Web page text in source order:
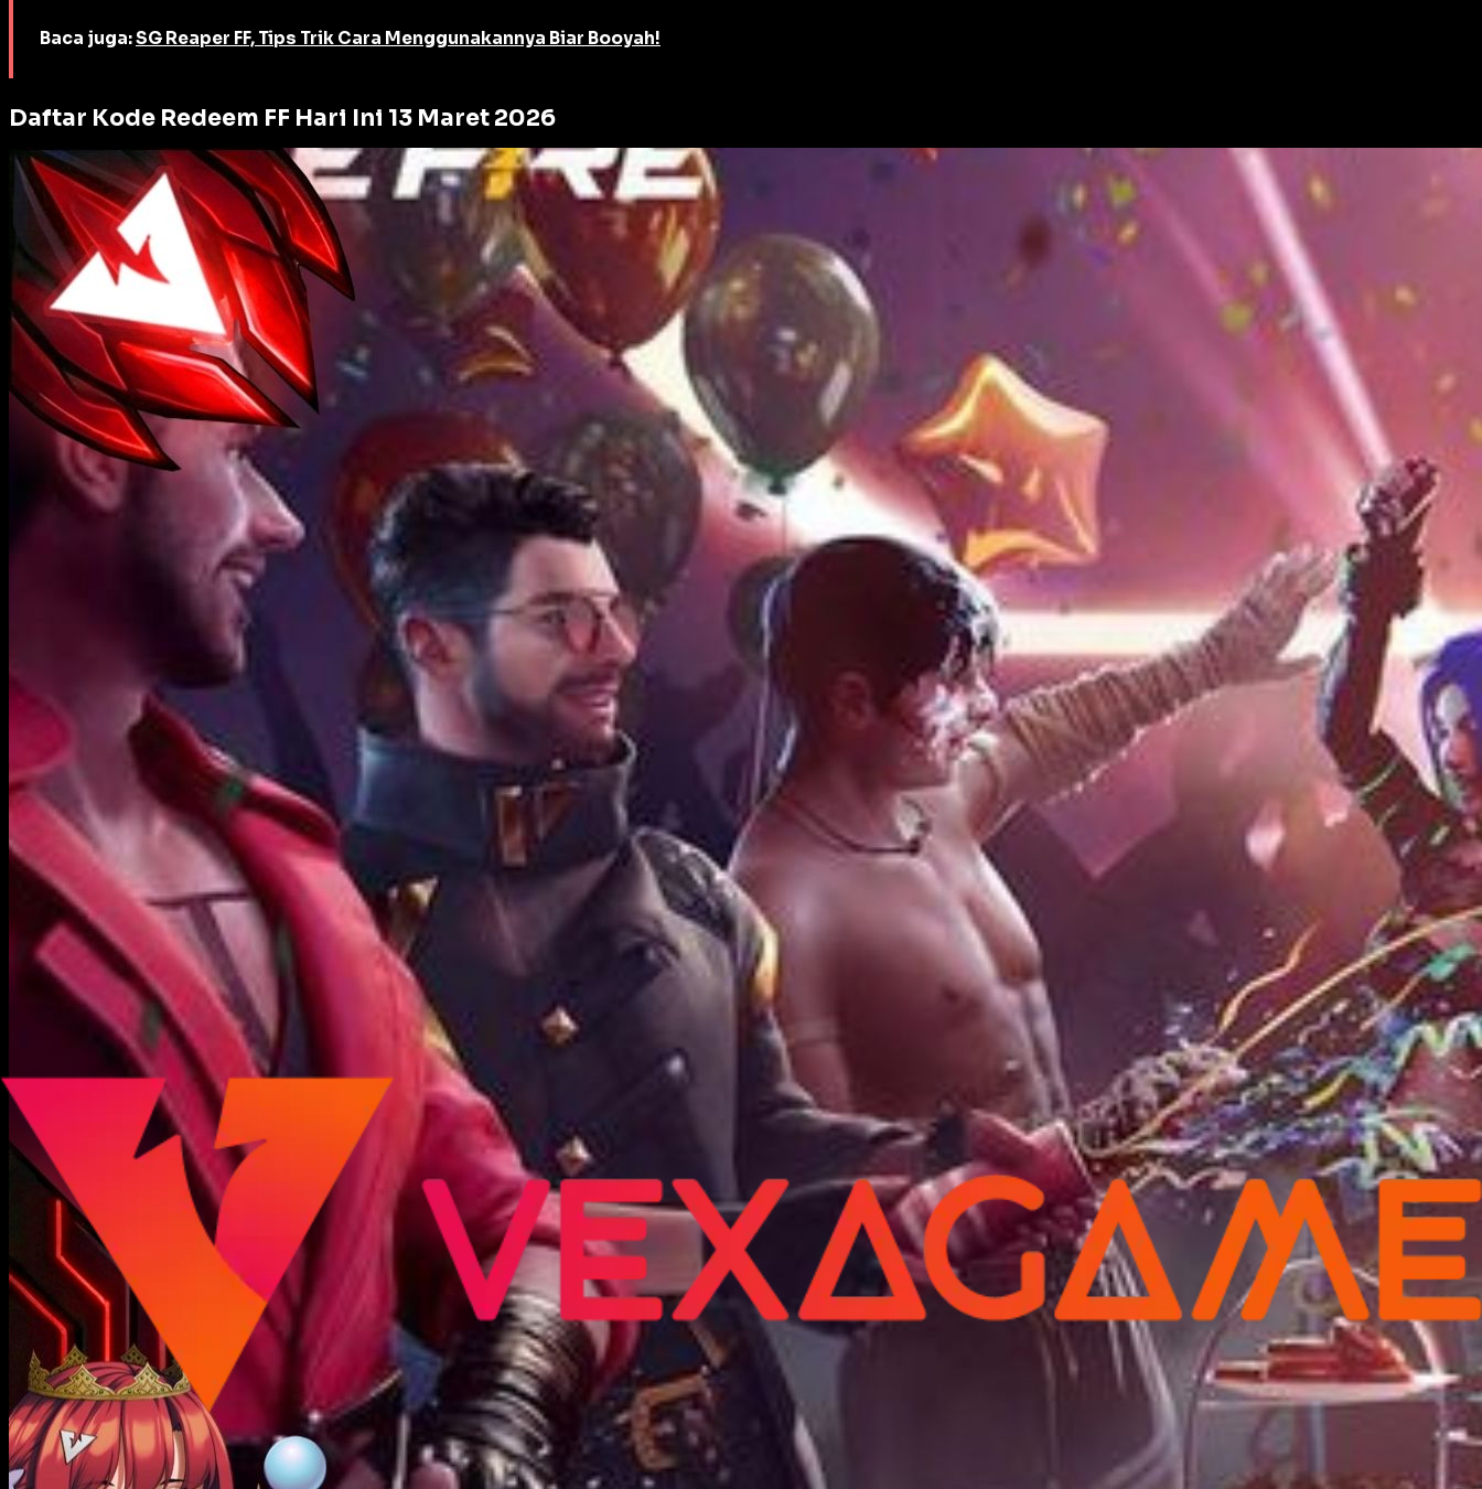
Baca juga:SG Reaper FF, Tips Trik Cara Menggunakannya Biar Booyah!
Daftar Kode Redeem FF Hari Ini 13 Maret 2026